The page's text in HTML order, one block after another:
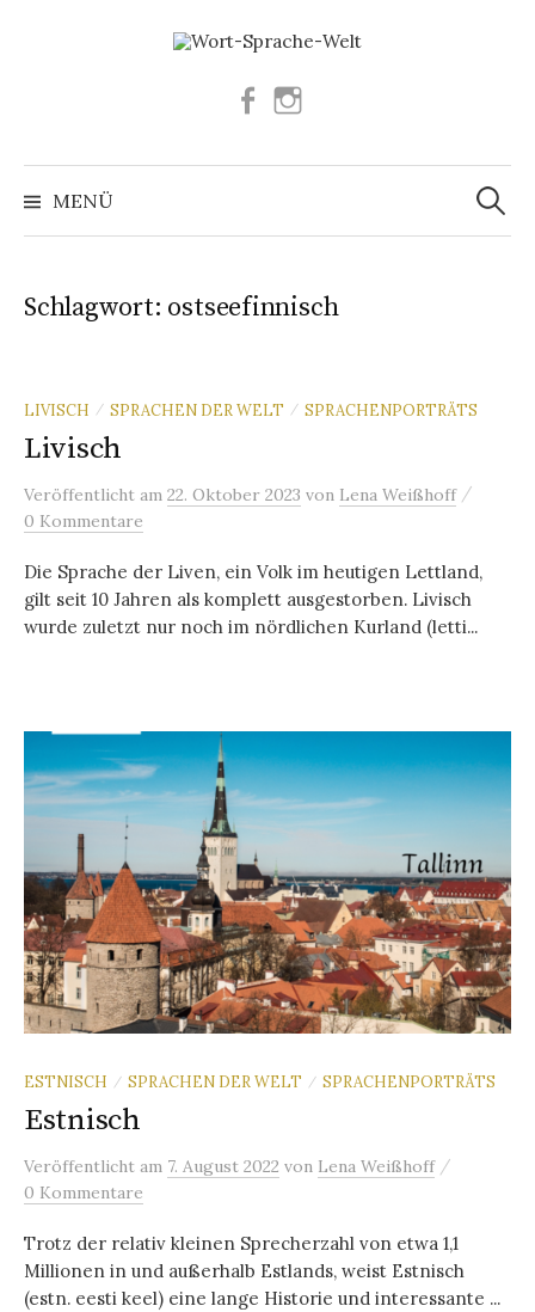
Facebook
MENÜ
Suchen
nach:
Schlagwort: ostseefinnisch
LIVISCH / SPRACHEN DER WELT / SPRACHENPORTRÄTS
Livisch
Veröffentlicht am 22. Oktober 2023 von Lena Weißhoff /
0 Kommentare
Die Sprache der Liven, ein Volk im heutigen Lettland,
gilt seit 10 Jahren als komplett ausgestorben. Livisch
wurde zuletzt nur noch im nördlichen Kurland (letti...
ESTNISCH / SPRACHEN DER WELT / SPRACHENPORTRÄTS
Estnisch
Veröffentlicht am 7. August 2022 von Lena Weißhoff /
0 Kommentare
Trotz der relativ kleinen Sprecherzahl von etwa 1,1
Millionen in und außerhalb Estlands, weist Estnisch
(estn. eesti keel) eine lange Historie und interessante ...